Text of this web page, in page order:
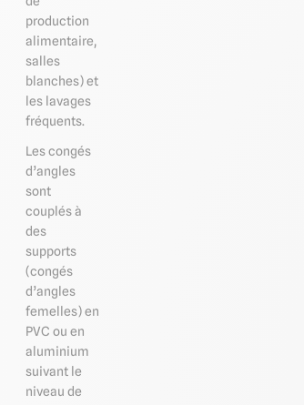
production
alimentaire,
salles
blanches) et
les lavages
fréquents.
Les congés
d’angles
sont
couplés à
des
supports
(congés
d’angles
femelles) en
PVC ou en
aluminium
suivant le
niveau de